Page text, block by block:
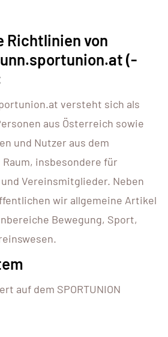
Richtlinien von
(-
versteht sich als
aus Österreich sowie
und Nutzer aus dem
insbesondere für
Vereinsmitglieder. Neben
wir allgemeine Artikel
Bewegung, Sport,
auf dem SPORTUNION